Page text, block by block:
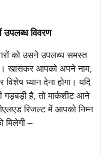
उपलब्ध विवरण
को उसने उपलब्ध समस्त
खासकर आपको अपने नाम,
विशेष ध्यान देना होगा। यदि
है, तो मार्कशीट आने
रिजल्ट में आपको निम्न
मिलेगी –